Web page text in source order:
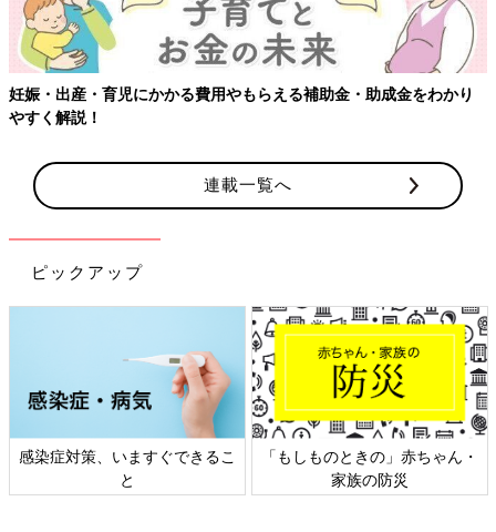
妊娠・出産・育児にかかる費用やもらえる補助金・助成金をわかり
やすく解説！
連載一覧へ
ピックアップ
感染症対策、いますぐできるこ
と
「もしものときの」赤ちゃん・
家族の防災